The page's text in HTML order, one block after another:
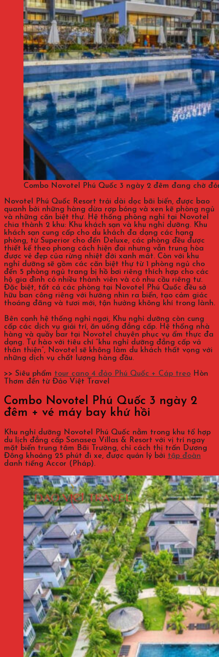
Combo Novotel Phú Quốc 3 ngày 2 đêm đang chờ
Novotel Phú Quốc Resort trải dài dọc bãi biển, được bao
quanh bởi những hàng dừa rợp bóng và xen kẽ phòng ngủ
và những căn biệt thự. Hệ thống phòng nghỉ tại Novotel
chia thành 2 khu: Khu khách sạn và khu nghỉ dưỡng. Khu
khách sạn cung cấp cho du khách đa dạng các hạng
phòng, từ Superior cho đến Deluxe, các phòng đều được
thiết kế theo phong cách hiện đại nhưng vẫn trung hòa
được vẻ đẹp của rừng nhiệt đới xanh mát. Còn với khu
nghỉ dưỡng sẽ gồm các căn biệt thự từ 1 phòng ngủ cho
đến 5 phòng ngủ trang bị hồ bơi riêng thích hợp cho các
hộ gia đình có nhiều thành viên và có nhu cầu riêng tư.
Đặc biệt, tất cả các phòng tại Novotel Phú Quốc đều sở
hữu ban công riêng với hướng nhìn ra biển, tạo cảm giác
thoáng đãng và tươi mới, tận hưởng không khí trong lành.
Bên cạnh hệ thống nghỉ ngơi, Khu nghỉ dưỡng còn cung
cấp các dịch vụ giải trí, ăn uống đẳng cấp. Hệ thống nhà
hàng và quầy bar tại Novotel chuyên phục vụ ẩm thực đa
dạng. Tự hào với tiêu chí “khu nghỉ dưỡng đẳng cấp vả
thân thiện”, Novotel sẽ không làm du khách thất vọng với
những dịch vụ chất lượng hàng đầu.
>> Siêu phẩm tour cano 4 đảo Phú Quốc + Cáp treo Hòn
Thơm đến từ Đảo Việt Travel
Combo Novotel Phú Quốc 3 ngày 2
đêm + vé máy bay khứ hồi
Khu nghỉ dưỡng Novotel Phú Quốc nằm trong khu tổ hợp
du lịch đẳng cấp Sonasea Villas & Resort với vị trí ngay
mặt biển trung tâm Bãi Trường, chỉ cách thị trấn Dương
Đông khoảng 25 phút đi xe, được quản lý bởi tập đoàn
danh tiếng Accor (Pháp).